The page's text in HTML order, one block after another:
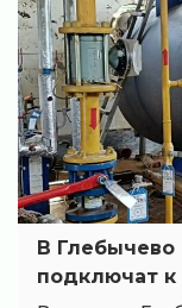
В Глебычево
подключат к